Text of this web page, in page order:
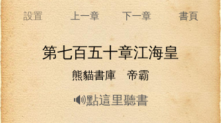
設置 上一章 下一章 書頁
第七百五十章江海皇
熊貓書庫 帝霸
🔊點這里聽書